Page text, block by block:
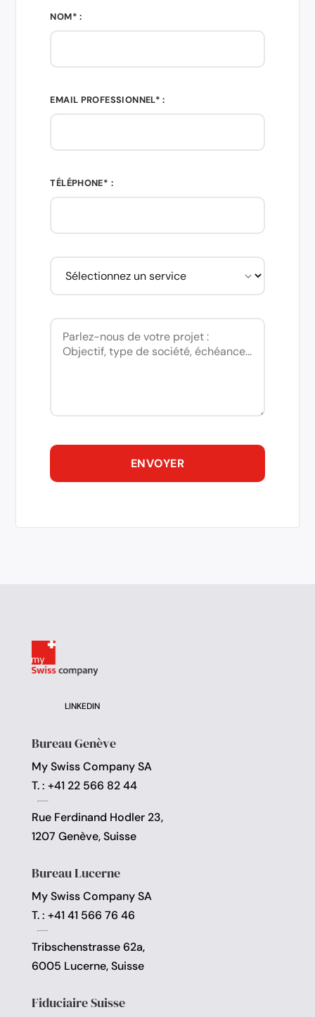
NOM* :
EMAIL PROFESSIONNEL* :
TÉLÉPHONE* :
LINKEDIN
Bureau Genève
My Swiss Company SA
T. : +41 22 566 82 44
Rue Ferdinand Hodler 23,
1207 Genève, Suisse
Bureau Lucerne
My Swiss Company SA
T. : +41 41 566 76 46
Tribschenstrasse 62a,
6005 Lucerne, Suisse
Fiduciaire Suisse